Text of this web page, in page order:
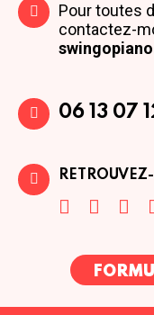
Pour toutes
contactez-
06 13 07